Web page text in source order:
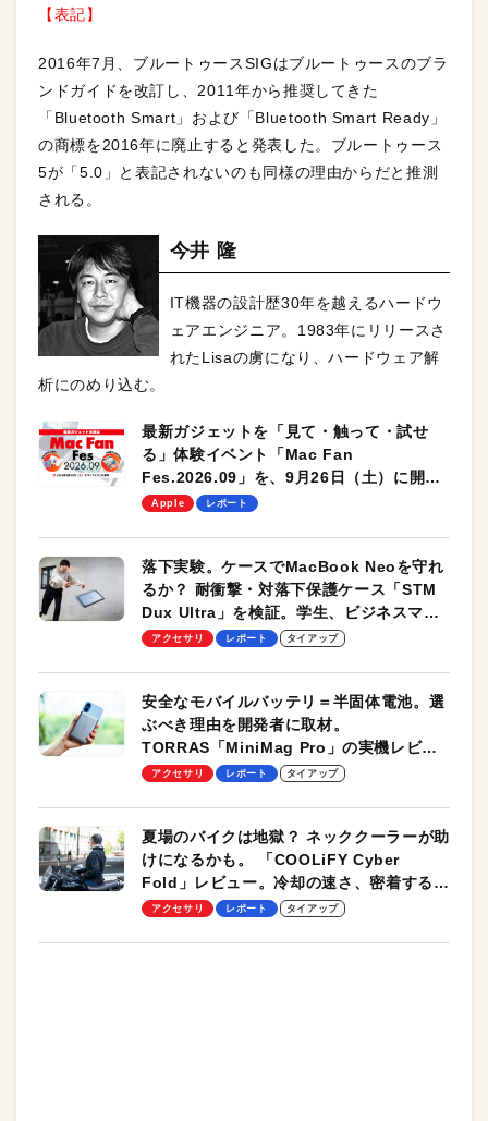
【表記】
2016年7月、ブルートゥースSIGはブルートゥースのブラ
ンドガイドを改訂し、2011年から推奨してきた
「Bluetooth Smart」および「Bluetooth Smart Ready」
の商標を2016年に廃止すると発表した。ブルートゥース
5が「5.0」と表記されないのも同様の理由からだと推測
される。
今井 隆
IT機器の設計歴30年を越えるハードウ
ェアエンジニア。1983年にリリースさ
れたLisaの虜になり、ハードウェア解
析にのめり込む。
最新ガジェットを「見て・触って・試せ
る」体験イベント「Mac Fan
Fes.2026.09」を、9月26日（土）に開催
します！
Apple レポート
落下実験。ケースでMacBook Neoを守れ
るか？ 耐衝撃・対落下保護ケース「STM
Dux Ultra」を検証。学生、ビジネスマン
のモバイルユースに最適！
アクセサリ レポート タイアップ
安全なモバイルバッテリ＝半固体電池。選
ぶべき理由を開発者に取材。
TORRAS「MiniMag Pro」の実機レビュ
ーも
アクセサリ レポート タイアップ
夏場のバイクは地獄？ ネッククーラーが助
けになるかも。 「COOLiFY Cyber
Fold」レビュー。冷却の速さ、密着する冷
却プレート、シンプルな操作性がグッド！
アクセサリ レポート タイアップ